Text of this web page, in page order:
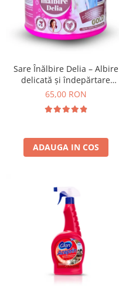
Insecticide
Dezinfectante
Absorbanti de Umiditate &
Bioactivatori & Tratamente
Septice
Manusi Protectie
Solutii curatare mobila
Ceaiuri
Cosmetice
Vopsea Par
Ingrijire Par
Ingrijire corp
Ingrijire maini
Ingrijire picioare
Îngrijire Ten
Curatare Intretinere
Fond de ten
Sare Înălbire Delia – Albire
delicată și îndepărtare
eficientă a petelor 500 g
65,00 RON
ADAUGA IN COS